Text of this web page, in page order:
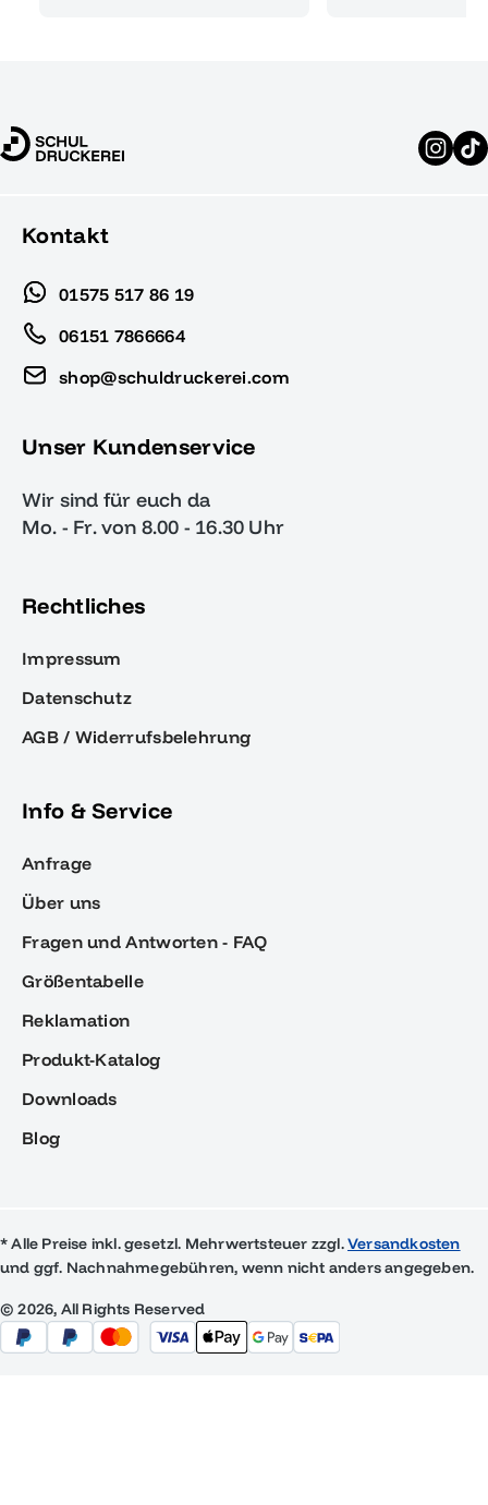
Kontakt
01575 517 86 19
06151 7866664
shop@schuldruckerei.com
Unser Kundenservice
Wir sind für euch da
Mo. - Fr. von 8.00 - 16.30 Uhr
Rechtliches
Impressum
Datenschutz
AGB / Widerrufsbelehrung
Info & Service
Anfrage
Über uns
Fragen und Antworten - FAQ
Größentabelle
Reklamation
Produkt-Katalog
Downloads
Blog
* Alle Preise inkl. gesetzl. Mehrwertsteuer zzgl.Versandkosten
und ggf. Nachnahmegebühren, wenn nicht anders angegeben.
© 2026, All Rights Reserved